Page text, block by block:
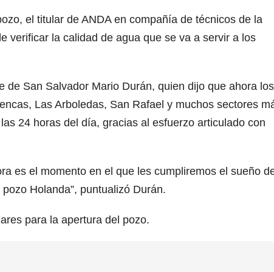
el titular de ANDA en compañía de técnicos de la
verificar la calidad de agua que se va a servir a los
de San Salvador Mario Durán, quien dijo que ahora los
Las Arboledas, San Rafael y muchos sectores
24 horas del día, gracias al esfuerzo articulado con
es el momento en el que les cumpliremos el sueño
Holanda”, puntualizó Durán.
para la apertura del pozo.